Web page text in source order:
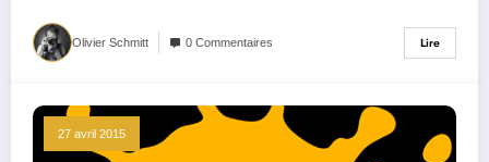
Olivier Schmitt 0 Commentaires Lire
27 avril 2015